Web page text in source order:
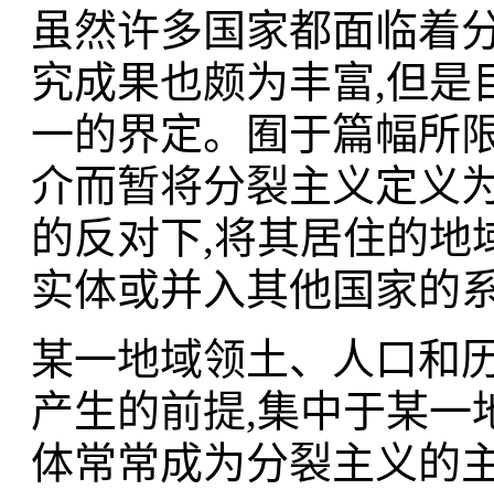
虽然许多国家都面临着
究成果也颇为丰富,但是
一的界定。囿于篇幅所
介而暂将分裂主义定义
的反对下,将其居住的地
实体或并入其他国家的
某一地域领土、人口和
产生的前提,集中于某一
体常常成为分裂主义的